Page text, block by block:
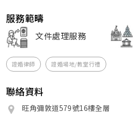
服務範疇
文件處理服務
證婚律師 證婚場地/教堂行禮
聯絡資料
旺角彌敦道579號16樓全層